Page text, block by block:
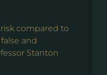
compared to
and
Stanton